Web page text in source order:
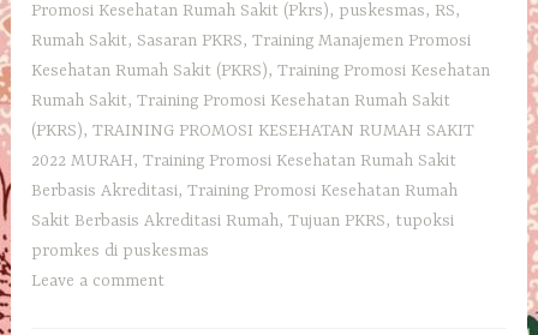
Promosi Kesehatan Rumah Sakit (Pkrs), puskesmas, RS,
Rumah Sakit, Sasaran PKRS,Training Manajemen Promosi
Kesehatan Rumah Sakit (PKRS),Training Promosi Kesehatan
Rumah Sakit,Training Promosi Kesehatan Rumah Sakit
(PKRS),TRAINING PROMOSI KESEHATAN RUMAH SAKIT
2022 MURAH,Training Promosi Kesehatan Rumah Sakit
Berbasis Akreditasi,Training Promosi Kesehatan Rumah
Sakit Berbasis Akreditasi Rumah,Tujuan PKRS, tupoksi
promkes di puskesmas
Leave a comment